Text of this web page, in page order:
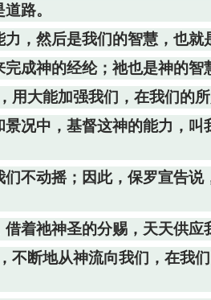
路。
，然后是我们的智慧，也就
成神的经纶；祂也是神的智
用大能加强我们，在我们的
况中，基督这神的能力，
不动摇；因此，保罗宣告
着祂神圣的分赐，天天供应
不断地从神流向我们，在我